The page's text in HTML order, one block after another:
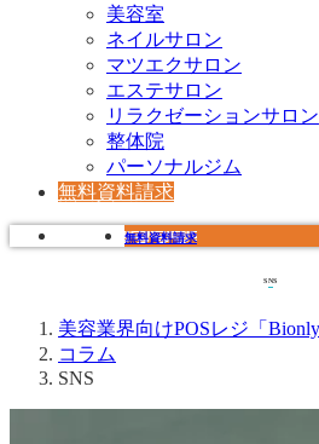
美容室
ネイルサロン
マツエクサロン
エステサロン
リラクゼーションサロン
整体院
パーソナルジム
無料資料請求
無料資料請求
SNS
コラム
SNS